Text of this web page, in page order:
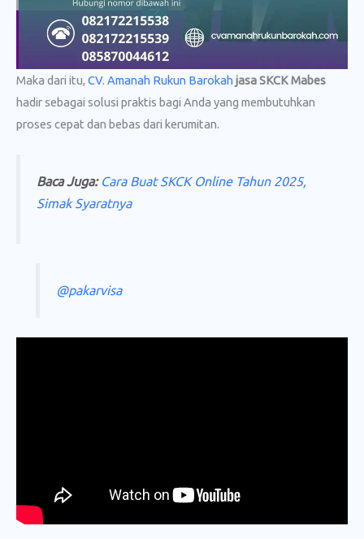
Maka dari itu, CV. Amanah Rukun Barokah jasa SKCK Mabes
hadir sebagai solusi praktis bagi Anda yang membutuhkan
proses cepat dan bebas dari kerumitan.
Baca Juga: Cara Buat SKCK Online Tahun 2025,
Simak Syaratnya
@pakarvisa